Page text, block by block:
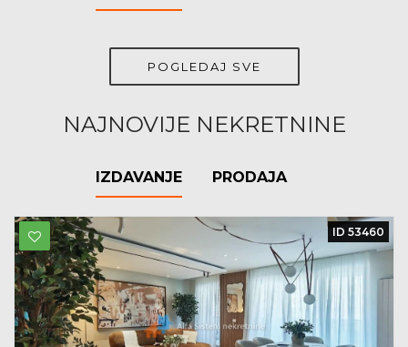
POGLEDAJ SVE
NAJNOVIJE NEKRETNINE
IZDAVANJE PRODAJA
ID 53460